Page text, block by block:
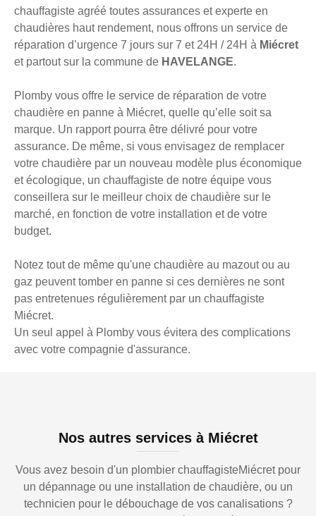
chauffagiste agréé toutes assurances et experte en
chaudières haut rendement, nous offrons un service de
réparation d’urgence 7 jours sur 7 et 24H / 24H à Miécret
et partout sur la commune de HAVELANGE.
Plomby vous offre le service de réparation de votre
chaudière en panne à Miécret, quelle qu’elle soit sa
marque. Un rapport pourra être délivré pour votre
assurance. De même, si vous envisagez de remplacer
votre chaudière par un nouveau modèle plus économique
et écologique, un chauffagiste de notre équipe vous
conseillera sur le meilleur choix de chaudière sur le
marché, en fonction de votre installation et de votre
budget.
Notez tout de même qu'une chaudière au mazout ou au
gaz peuvent tomber en panne si ces dernières ne sont
pas entretenues régulièrement par un chauffagiste
Miécret.
Un seul appel à Plomby vous évitera des complications
avec votre compagnie d'assurance.
Nos autres services à Miécret
Vous avez besoin d'un plombier chauffagisteMiécret pour
un dépannage ou une installation de chaudière, ou un
technicien pour le débouchage de vos canalisations ?